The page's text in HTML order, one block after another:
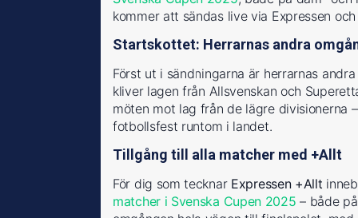
kommer att sändas live via Expressen
Startskottet: Herrarnas andra
Först ut i sändningarna är herrarnas
kliver lagen från Allsvenskan och
möten mot lag från de lägre divisionerna
fotbollsfest runtom i landet.
Tillgång till alla matcher med +Allt
För dig som tecknar Expressen +Allt
matcher i Svenska Cupen 2025 – både